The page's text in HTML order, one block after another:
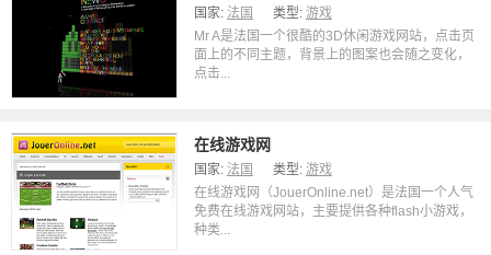
国家: 法国 类型: 游戏
Mr A是法国一个很酷的3D休闲游戏网站，点击页
面上的不同主题，背景上的图案也会随之变化，
点击...
在线游戏网
国家: 法国 类型: 游戏
在线游戏网（JouerOnline.net）是法国一个人气
免费在线游戏网站，主要提供各种flash小游戏，
种类...